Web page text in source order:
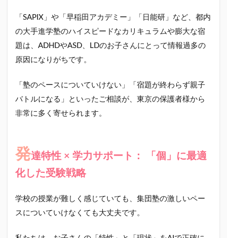
「SAPIX」や「早稲田アカデミー」「日能研」など、都内
の大手進学塾のハイスピードなカリキュラムや膨大な宿
題は、ADHDやASD、LDのお子さんにとって情報過多の
原因になりがちです。
「塾のペースについていけない」「宿題が終わらず親子
バトルになる」といったご相談が、東京の保護者様から
非常に多く寄せられます。
発達特性 × 学力サポート： 「個」に最適
化した受験戦略
学校の授業が難しく感じていても、集団塾の激しいペー
スについていけなくても大丈夫です。